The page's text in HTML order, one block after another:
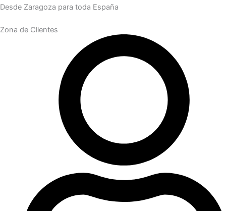
Desde Zaragoza para toda España
Zona de Clientes